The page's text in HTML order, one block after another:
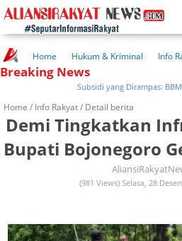
Home Hukum & Kriminal Info
Kuliner Rakyat
Wisata Rakyat
Kesehatan
Breaking News
Subsidi yang Dirampas: BBM
Home / Info Rakyat/ Detail berita
Demi Tingkatkan
Bupati Bojonegoro
(981 Views) Selasa, 28